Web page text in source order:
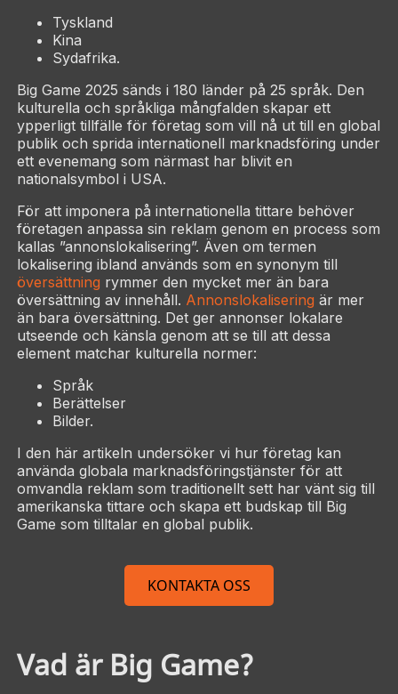
Tyskland
Kina
Sydafrika.
Big Game 2025 sänds i 180 länder på 25 språk. Den
kulturella och språkliga mångfalden skapar ett
ypperligt tillfälle för företag som vill nå ut till en global
publik och sprida internationell marknadsföring under
ett evenemang som närmast har blivit en
nationalsymbol i USA.
För att imponera på internationella tittare behöver
företagen anpassa sin reklam genom en process som
kallas ”annonslokalisering”. Även om termen
lokalisering ibland används som en synonym till
översättning rymmer den mycket mer än bara
översättning av innehåll. Annonslokalisering är mer
än bara översättning. Det ger annonser lokalare
utseende och känsla genom att se till att dessa
element matchar kulturella normer:
Språk
Berättelser
Bilder.
I den här artikeln undersöker vi hur företag kan
använda globala marknadsföringstjänster för att
omvandla reklam som traditionellt sett har vänt sig till
amerikanska tittare och skapa ett budskap till Big
Game som tilltalar en global publik.
KONTAKTA OSS
Vad är Big Game?